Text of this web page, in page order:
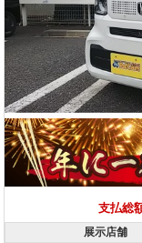
支払総
展示店舗